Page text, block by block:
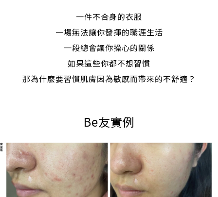
一件不合身的衣服
一場無法讓你發揮的職涯生活
一段總會讓你操心的關係
如果這些你都不想習慣
那為什麼要習慣肌膚因為敏感而帶來的不舒適？
Be友實例